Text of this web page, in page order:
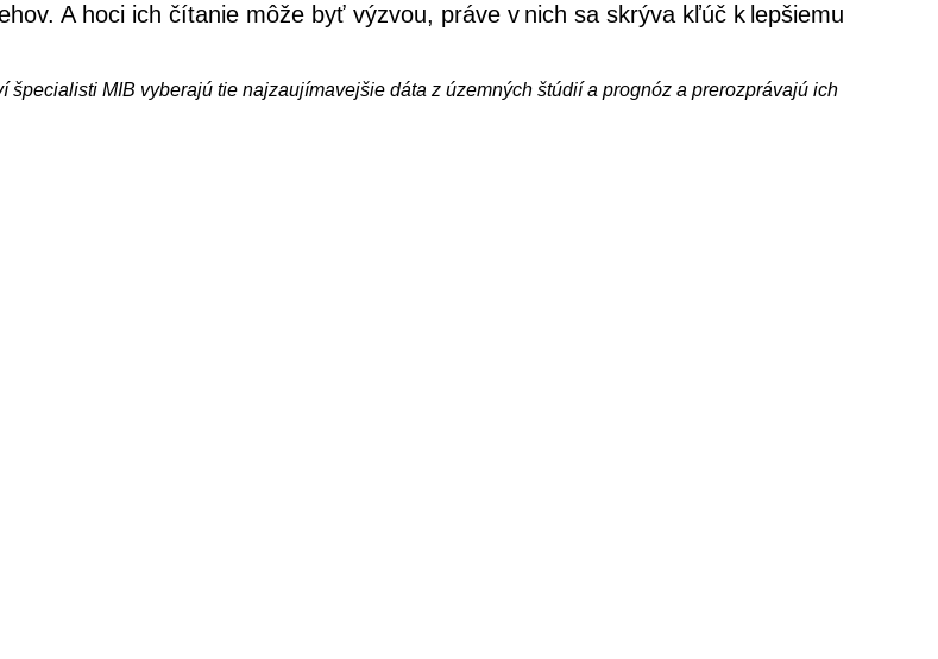
A hoci ich čítanie môže byť výzvou, práve v nich sa skrýva kľúč k lepšiemu
špecialisti MIB vyberajú tie najzaujímavejšie dáta z územných štúdií a prognóz a prerozprávajú ich